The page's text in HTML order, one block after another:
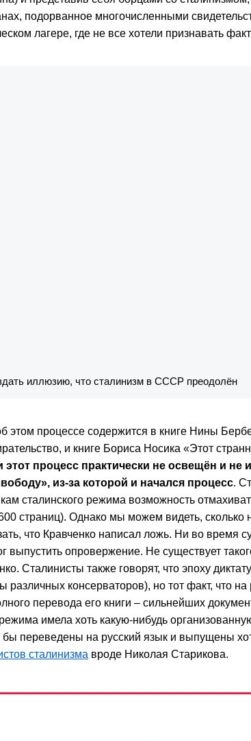
подорванное многочисленными
лагере, где не все хотели признавать
иллюзию, что сталинизм в СССР преодолён
этом процессе содержится в книге Нины
и книге Бориса Носика «Этот
процесс практически не освещён и не
из-за которой и начался процесс.
сталинского режима возможность
страниц). Однако мы можем видеть, сколько
что Кравченко написал ложь. Ни во время
опровержение. Не существует
Сталинисты также говорят, что эпоху
различных консерваторов), но тот факт, что
перевода его книги – сильнейших
имела хоть какую-нибудь
переведены на русский язык и выпущены
сталинизма вроде Николая Старикова.